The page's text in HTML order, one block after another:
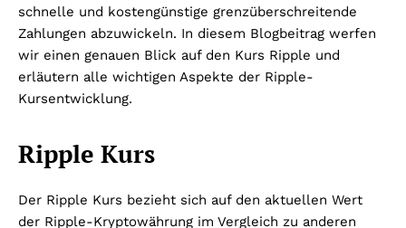
schnelle und kostengünstige grenzüberschreitende
Zahlungen abzuwickeln. In diesem Blogbeitrag werfen
wir einen genauen Blick auf den Kurs Ripple und
erläutern alle wichtigen Aspekte der Ripple-
Kursentwicklung.
Ripple Kurs
Der Ripple Kurs bezieht sich auf den aktuellen Wert
der Ripple-Kryptowährung im Vergleich zu anderen